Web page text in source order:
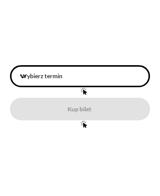
Kup bilet